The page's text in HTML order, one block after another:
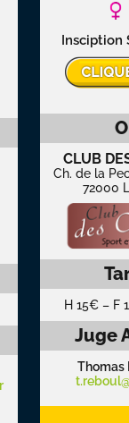
Insciption
CLUB
Ch. de la
72000
H 15€ – F
Juge
Thomas